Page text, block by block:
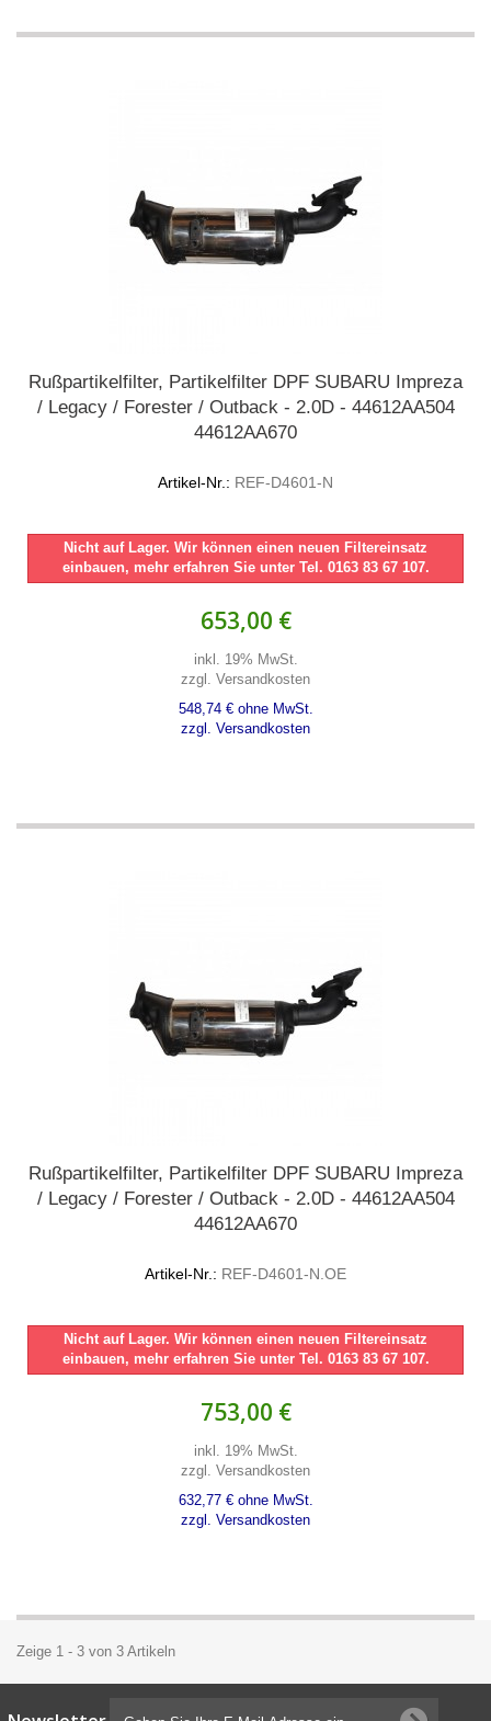
Rußpartikelfilter, Partikelfilter DPF SUBARU Impreza
/ Legacy / Forester / Outback - 2.0D - 44612AA504
44612AA670
Artikel-Nr.: REF-D4601-N
Nicht auf Lager. Wir können einen neuen Filtereinsatz
einbauen, mehr erfahren Sie unter Tel. 0163 83 67 107.
653,00 €
inkl. 19% MwSt.
zzgl. Versandkosten
548,74 € ohne MwSt.
zzgl. Versandkosten
Rußpartikelfilter, Partikelfilter DPF SUBARU Impreza
/ Legacy / Forester / Outback - 2.0D - 44612AA504
44612AA670
Artikel-Nr.: REF-D4601-N.OE
Nicht auf Lager. Wir können einen neuen Filtereinsatz
einbauen, mehr erfahren Sie unter Tel. 0163 83 67 107.
753,00 €
inkl. 19% MwSt.
zzgl. Versandkosten
632,77 € ohne MwSt.
zzgl. Versandkosten
Zeige 1 - 3 von 3 Artikeln